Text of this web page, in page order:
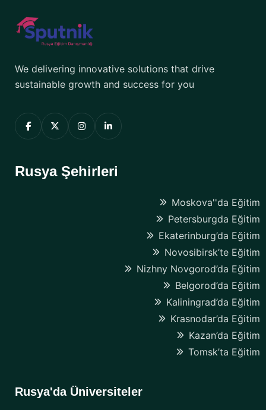
We delivering innovative solutions that drive
sustainable growth and success for you
Rusya Şehirleri
Moskova''da Eğitim
Petersburgda Eğitim
Ekaterinburg’da Eğitim
Novosibirsk’te Eğitim
Nizhny Novgorod’da Eğitim
Belgorod’da Eğitim
Kaliningrad’da Eğitim
Krasnodar’da Eğitim
Kazan’da Eğitim
Tomsk’ta Eğitim
Rusya'da Üniversiteler